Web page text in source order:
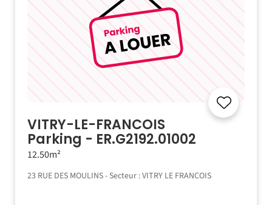
VITRY-LE-FRANCOIS
Parking - ER.G2192.01002
12.50m²
23 RUE DES MOULINS - Secteur : VITRY LE FRANCOIS